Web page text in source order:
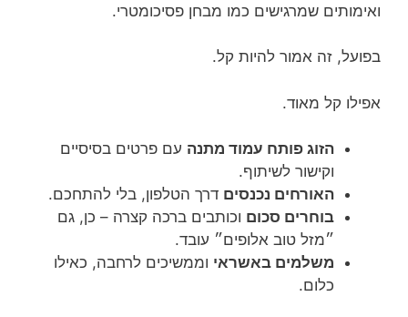
ואימותים שמרגישים כמו מבחן פסיכומטרי.
בפועל, זה אמור להיות קל.
אפילו קל מאוד.
הזוג פותח עמוד מתנה עם פרטים בסיסיים
וקישור לשיתוף.
האורחים נכנסים דרך הטלפון, בלי להתחכם.
בוחרים סכום וכותבים ברכה קצרה – כן, גם
״מזל טוב אלופים״ עובד.
משלמים באשראי וממשיכים לרחבה, כאילו
כלום.